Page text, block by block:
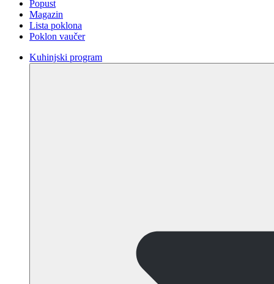
Popust
Magazin
Lista poklona
Poklon vaučer
Kuhinjski program